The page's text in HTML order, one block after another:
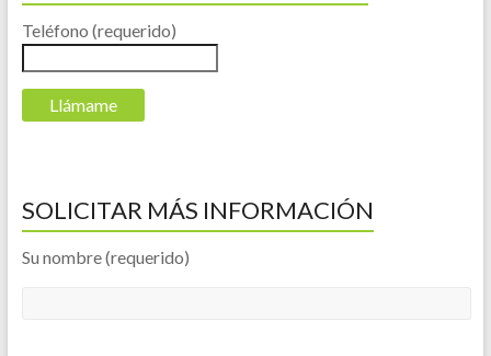
Teléfono (requerido)
SOLICITAR MÁS INFORMACIÓN
Su nombre (requerido)